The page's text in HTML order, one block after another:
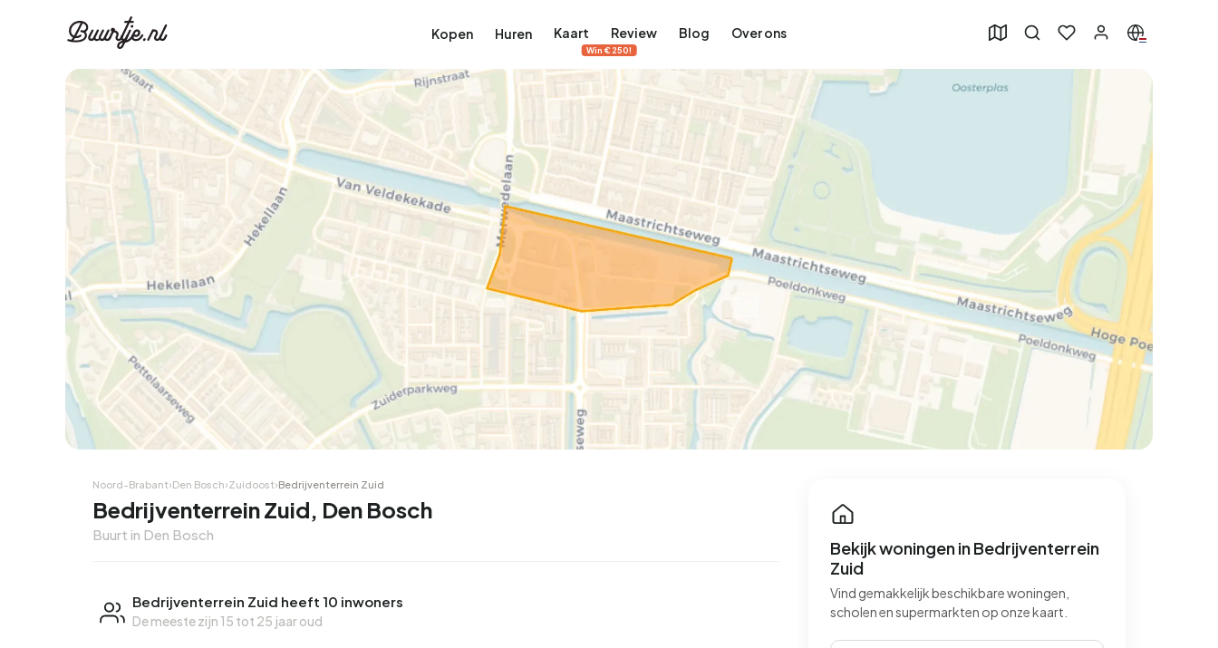
Kopen Huren Kaart Review
Win €250!
Blog Over ons
Noord-Brabant›Den Bosch›Zuidoost›Bedrijventerrein Zuid
Bedrijventerrein Zuid, Den Bosch
Buurt in Den Bosch
Bedrijventerrein Zuid heeft 10 inwoners
De meeste zijn 15 tot 25 jaar oud
Bekijk woningen in Bedrijventerrein
Zuid
Vind gemakkelijk beschikbare woningen,
scholen en supermarkten op onze kaart.